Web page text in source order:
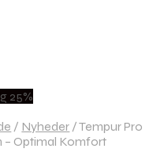
25%
/ Nyheder /Tempur Pro
– Optimal Komfort